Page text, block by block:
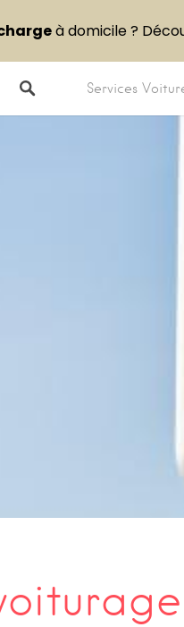
Services
à domicile ?